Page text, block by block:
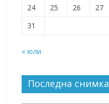
24
25 26 27
31
« юли
Последна снимка